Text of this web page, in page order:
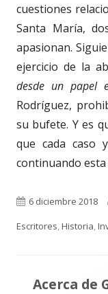
cuestiones
Santa María,
apasionan.
ejercicio de la
desde un papel
Rodríguez,
su bufete. Y es
que cada caso
continuando esta
Publicado
el
6 diciembre 2018
Escritores,Historia,
Acerca de